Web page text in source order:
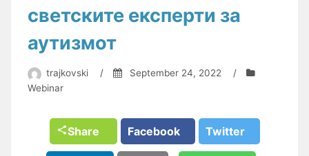
светските експерти за
аутизмот
trajkovski / September 24, 2022
/
Webinar
Share Facebook Twitter